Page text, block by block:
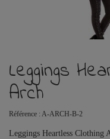
Leggings
Arch
Référence : A-ARCH-B-2
Leggings Heartless Clothing